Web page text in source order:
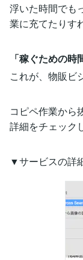
浮いた時間でも
業に充てたりす
「稼ぐための時
これが、物販ビ
コピペ作業から
詳細をチェック
▼サービスの詳